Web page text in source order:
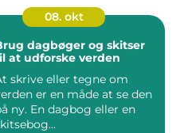
08. okt
dagbøger og skitser
at udforske verden
skrive eller tegne om
er en måde at se den
ny. En dagbog eller en